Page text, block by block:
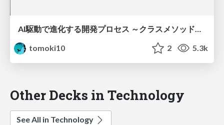
AI駆動で進化する開発プロセス ～クラスメソッドでの実践と成功事例～ / aidd-in-classmethod
tomoki10
2 5.3k
Other Decks in Technology
See All in Technology